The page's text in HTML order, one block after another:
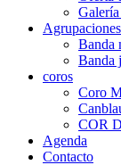
Banda
Banda
coros
Coro
COR
Agenda
Contacto